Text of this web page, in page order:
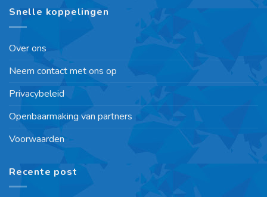
Snelle koppelingen
Over ons
Neem contact met ons op
Privacybeleid
Openbaarmaking van partners
Voorwaarden
Recente post